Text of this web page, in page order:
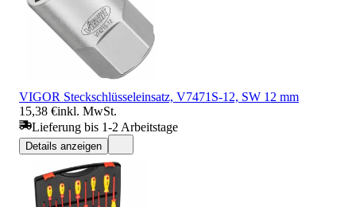
VIGOR Steckschlüsseleinsatz, V7471S-12, SW 12 mm
15,38 €inkl. MwSt.
Lieferung bis 1-2 Arbeitstage
Details anzeigen